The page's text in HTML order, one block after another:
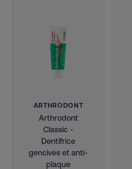
ARTHRODONT
Arthrodont
Classic -
Dentifrice
gencives et anti-
plaque